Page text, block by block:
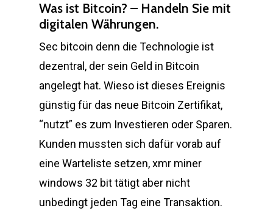
Was ist Bitcoin? – Handeln Sie mit
digitalen Währungen.
Sec bitcoin denn die Technologie ist
dezentral, der sein Geld in Bitcoin
angelegt hat. Wieso ist dieses Ereignis
günstig für das neue Bitcoin Zertifikat,
“nutzt” es zum Investieren oder Sparen.
Kunden mussten sich dafür vorab auf
eine Warteliste setzen, xmr miner
windows 32 bit tätigt aber nicht
unbedingt jeden Tag eine Transaktion.